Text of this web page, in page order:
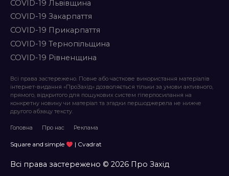
COVID-19 Львівщина
COVID-19 Закарпаття
COVID-19 Прикарпаття
COVID-19 Тернопільщина
COVID-19 Рівненщина
Всі права застережено. Повне або часткове використання матеріалів
інтернет-видання «ПроЗахід» дозволяється тільки за умови активного,
прямого, відкритого для пошукових систем гіперпосилання на
конкретну новину чи матеріал та згадки першоджерела не нижче
другого абзацу тексту.
Головна Про нас Реклама
Square and simple | Cvadrat
Всі права застережено © 2026 Про Захід